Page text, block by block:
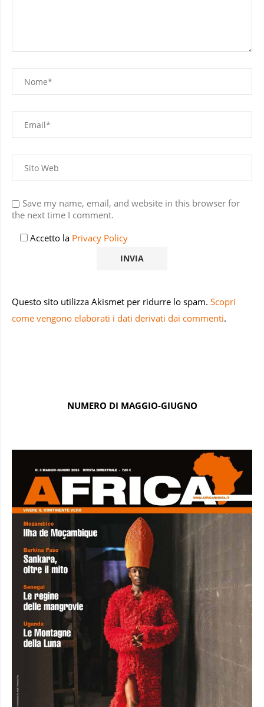
Save my name, email, and website in this browser for
the next time I comment.
Accetto la Privacy Policy
Questo sito utilizza Akismet per ridurre lo spam. Scopri
come vengono elaborati i dati derivati dai commenti.
NUMERO DI MAGGIO-GIUGNO